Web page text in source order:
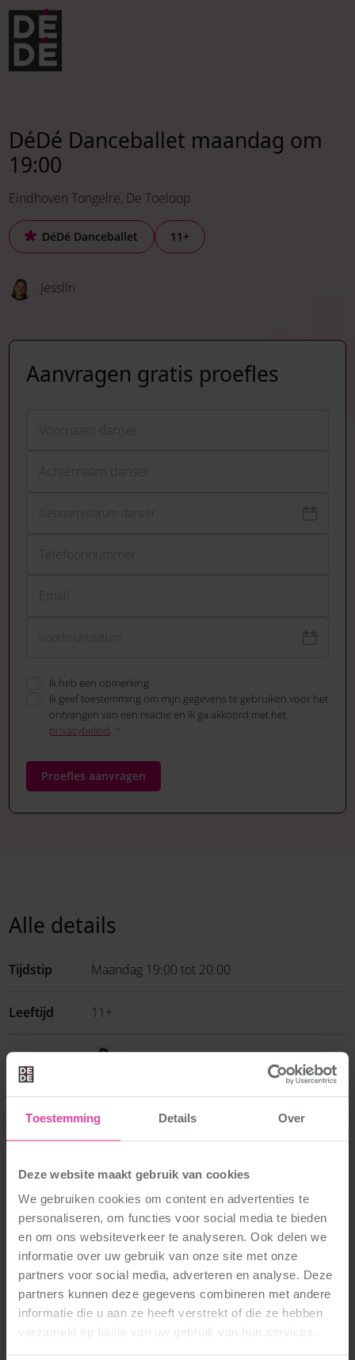
Toestemming Details Over
Deze website maakt gebruik van cookies
We gebruiken cookies om content en advertenties te
personaliseren, om functies voor social media te bieden
en om ons websiteverkeer te analyseren. Ook delen we
informatie over uw gebruik van onze site met onze
partners voor social media, adverteren en analyse. Deze
partners kunnen deze gegevens combineren met andere
informatie die u aan ze heeft verstrekt of die ze hebben
verzameld op basis van uw gebruik van hun services.
Verder naar navigatie
Ga naar hoofdinhoud
Footer
DéDé Danceballet maandag om
19:00
Eindhoven Tongelre De Toeloop
DéDé Danceballet 11+
Jesslin
Aanvragen gratis proefles
Dit veld is bedoeld voor validatiedoeleinden en moet niet worden
Voornaam danser
Achternaam danser
Telefoonnummer
Ik heb een opmerking
Ik geef toestemming om mijn gegevens te gebruiken voor het
ontvangen van een reactie en ik ga akkoord met het
privacybeleid.
Proefles aanvragen
Alle details
Tijdstip Maandag 19:00 tot 20:00
Leeftijd 11+
Docent
De Toeloop in Eindhoven Tongelre
Jozef Israellaan 2
5642 KA Eindhoven
Route